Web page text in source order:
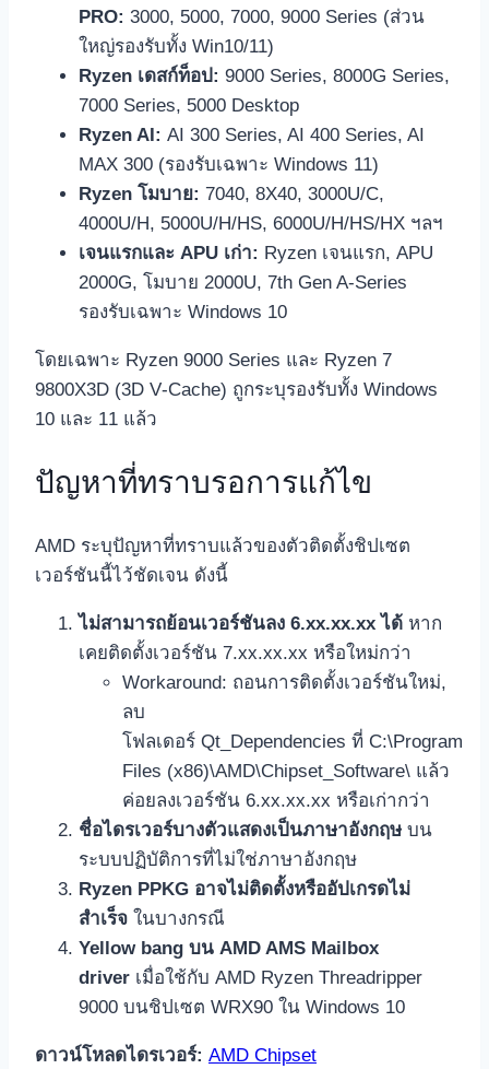
PRO: 3000, 5000, 7000, 9000 Series (ส่วน
ใหญ่รองรับทั้ง Win10/11)
Ryzen เดสก์ท็อป: 9000 Series, 8000G Series,
7000 Series, 5000 Desktop
Ryzen AI: AI 300 Series, AI 400 Series, AI
MAX 300 (รองรับเฉพาะ Windows 11)
Ryzen โมบาย: 7040, 8X40, 3000U/C,
4000U/H, 5000U/H/HS, 6000U/H/HS/HX ฯลฯ
เจนแรกและ APU เก่า: Ryzen เจนแรก, APU
2000G, โมบาย 2000U, 7th Gen A‑Series
รองรับเฉพาะ Windows 10
โดยเฉพาะ Ryzen 9000 Series และ Ryzen 7
9800X3D (3D V‑Cache) ถูกระบุรองรับทั้ง Windows
10 และ 11 แล้ว
ปัญหาที่ทราบรอการแก้ไข
AMD ระบุปัญหาที่ทราบแล้วของตัวติดตั้งชิปเซต
เวอร์ชันนี้ไว้ชัดเจน ดังนี้
ไม่สามารถย้อนเวอร์ชันลง 6.xx.xx.xx ได้ หาก
เคยติดตั้งเวอร์ชัน 7.xx.xx.xx หรือใหม่กว่า
Workaround: ถอนการติดตั้งเวอร์ชันใหม่,
ลบ
โฟลเดอร์ Qt_Dependencies ที่ C:\Program
Files (x86)\AMD\Chipset_Software\ แล้ว
ค่อยลงเวอร์ชัน 6.xx.xx.xx หรือเก่ากว่า
ชื่อไดรเวอร์บางตัวแสดงเป็นภาษาอังกฤษ บน
ระบบปฏิบัติการที่ไม่ใช่ภาษาอังกฤษ
Ryzen PPKG อาจไม่ติดตั้งหรืออัปเกรดไม่
สำเร็จ ในบางกรณี
Yellow bang บน AMD AMS Mailbox
driver เมื่อใช้กับ AMD Ryzen Threadripper
9000 บนชิปเซต WRX90 ใน Windows 10
ดาวน์โหลดไดรเวอร์: AMD Chipset